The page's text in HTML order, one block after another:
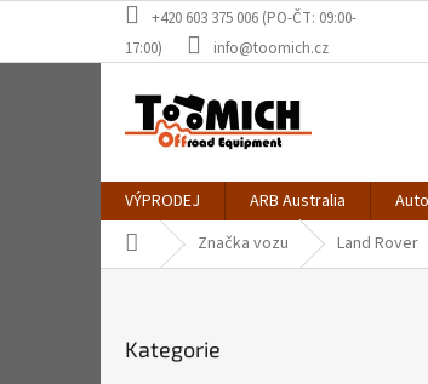
obsah
+420 603 375 006 (PO-ČT: 09:00-
17:00)
info@toomich.cz
VÝPRODEJ ARB Australia
Domů Značka vozu Land Rover
kategorie
Kategorie